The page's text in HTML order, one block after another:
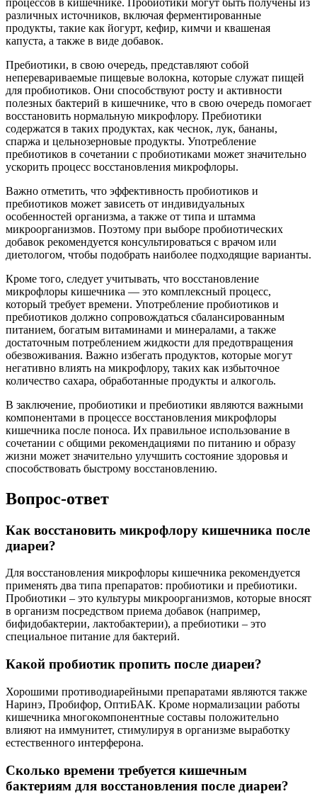
различных источников, включая ферментированные
продукты, такие как йогурт, кефир, кимчи и квашеная
капуста, а также в виде добавок.
Пребиотики, в свою очередь, представляют собой
неперевариваемые пищевые волокна, которые служат пищей
для пробиотиков. Они способствуют росту и активности
полезных бактерий в кишечнике, что в свою очередь помогает
восстановить нормальную микрофлору. Пребиотики
содержатся в таких продуктах, как чеснок, лук, бананы,
спаржа и цельнозерновые продукты. Употребление
пребиотиков в сочетании с пробиотиками может значительно
ускорить процесс восстановления микрофлоры.
Важно отметить, что эффективность пробиотиков и
пребиотиков может зависеть от индивидуальных
особенностей организма, а также от типа и штамма
микроорганизмов. Поэтому при выборе пробиотических
добавок рекомендуется консультироваться с врачом или
диетологом, чтобы подобрать наиболее подходящие варианты.
Кроме того, следует учитывать, что восстановление
микрофлоры кишечника — это комплексный процесс,
который требует времени. Употребление пробиотиков и
пребиотиков должно сопровождаться сбалансированным
питанием, богатым витаминами и минералами, а также
достаточным потреблением жидкости для предотвращения
обезвоживания. Важно избегать продуктов, которые могут
негативно влиять на микрофлору, таких как избыточное
количество сахара, обработанные продукты и алкоголь.
В заключение, пробиотики и пребиотики являются важными
компонентами в процессе восстановления микрофлоры
кишечника после поноса. Их правильное использование в
сочетании с общими рекомендациями по питанию и образу
жизни может значительно улучшить состояние здоровья и
способствовать быстрому восстановлению.
Вопрос-ответ
Как восстановить микрофлору кишечника после
диареи?
Для восстановления микрофлоры кишечника рекомендуется
применять два типа препаратов: пробиотики и пребиотики.
Пробиотики – это культуры микроорганизмов, которые вносят
в организм посредством приема добавок (например,
бифидобактерии, лактобактерии), а пребиотики – это
специальное питание для бактерий.
Какой пробиотик пропить после диареи?
Хорошими противодиарейными препаратами являются также
Наринэ, Пробифор, ОптиБАК. Кроме нормализации работы
кишечника многокомпонентные составы положительно
влияют на иммунитет, стимулируя в организме выработку
естественного интерферона.
Сколько времени требуется кишечным
бактериям для восстановления после диареи?